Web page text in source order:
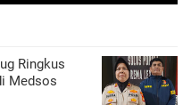
Ringkus
Medsos